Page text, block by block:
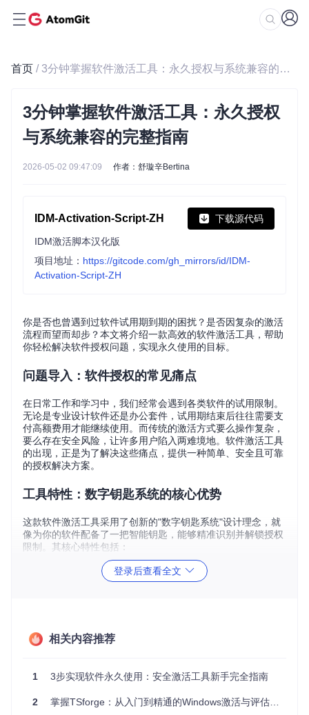
首页 / 3分钟掌握软件激活工具：永久授权与系统兼容的完整指南
3分钟掌握软件激活工具：永久授权
与系统兼容的完整指南
2026-05-02 09:47:09 作者：舒璇辛Bertina
IDM-Activation-Script-ZH 下载源代码
IDM激活脚本汉化版
项目地址： https://gitcode.com/gh_mirrors/id/IDM-
Activation-Script-ZH
你是否也曾遇到过软件试用期到期的困扰？是否因复杂的激活
流程而望而却步？本文将介绍一款高效的软件激活工具，帮助
你轻松解决软件授权问题，实现永久使用的目标。
问题导入：软件授权的常见痛点
在日常工作和学习中，我们经常会遇到各类软件的试用限制。
无论是专业设计软件还是办公套件，试用期结束后往往需要支
付高额费用才能继续使用。而传统的激活方式要么操作复杂，
要么存在安全风险，让许多用户陷入两难境地。软件激活工具
的出现，正是为了解决这些痛点，提供一种简单、安全且可靠
的授权解决方案。
工具特性：数字钥匙系统的核心优势
这款软件激活工具采用了创新的"数字钥匙系统"设计理念，就
像为你的软件配备了一把智能钥匙，能够精准识别并解锁授权
限制。其核心特性包括：
系统兼容性保障
统版本，无论是32位还是64位系统，都能完美适配。在执行激
和成功率。
登录后查看全文
相关内容推荐
1 3步实现软件永久使用：安全激活工具新手完全指南
2 掌握TSforge：从入门到精通的Windows激活与评估扩展路径